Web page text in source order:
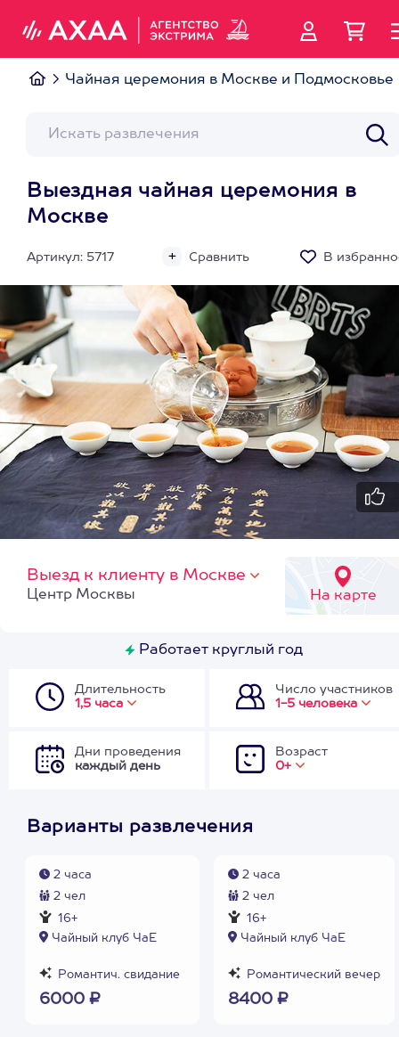
Чайная церемония в Москве и Подмосковье
Выездная чайная церемония в
Москве
Артикул: 5717 Сравнить В
Выезд к клиенту в Москве
На карте
Центр Москвы
Работает круглый год
Длительность
1,5 часа
Число участников
1-5 человека
Дни проведения
каждый день
Возраст
0+
Варианты развлечения
2 часа
2 чел
16+
Чайный клуб ЧаЕ
Романтич. свидание
6000 ₽
2 часа
2 чел
16+
Чайный клуб ЧаЕ
Романтический вечер
8400 ₽